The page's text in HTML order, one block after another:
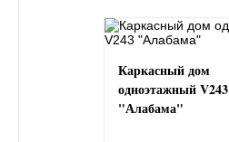
Каркасный дом
одноэтажный V243
"Алабама"